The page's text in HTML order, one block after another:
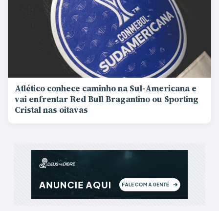
Atlético conhece caminho na Sul-Americana e
vai enfrentar Red Bull Bragantino ou Sporting
Cristal nas oitavas